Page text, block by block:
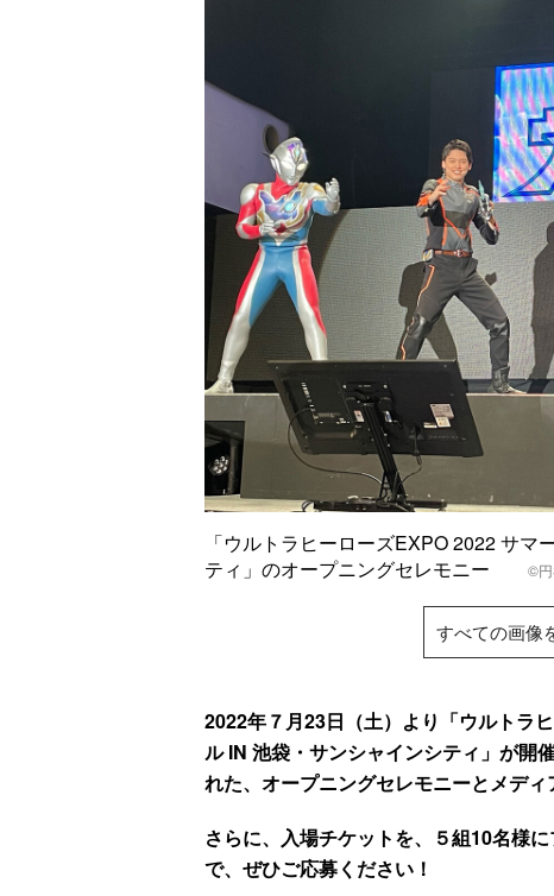
「ウルトラヒーローズEXPO 2022 サ
ティ」のオープニングセレモニー
©️
すべての画像
2022年７月23日（土）より「ウルトラ
ル IN 池袋・サンシャインシティ」が
れた、オープニングセレモニーとメディ
さらに、入場チケットを、５組10名様
で、ぜひご応募ください！